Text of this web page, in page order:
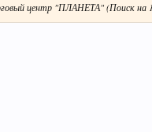
центр "ПЛАНЕТА" (Поиск на